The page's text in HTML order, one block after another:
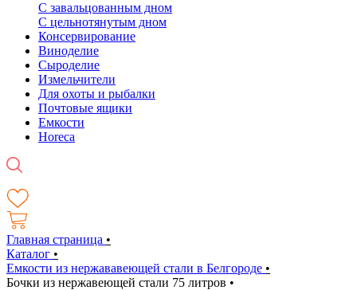
С завальцованным дном
С цельнотянутым дном
Консервирование
Виноделие
Сыроделие
Измельчители
Для охоты и рыбалки
Почтовые ящики
Емкости
Horeca
Главная страница •
Каталог •
Емкости из нержававеющей стали в Белгороде •
Бочки из нержавеющей стали 75 литров •